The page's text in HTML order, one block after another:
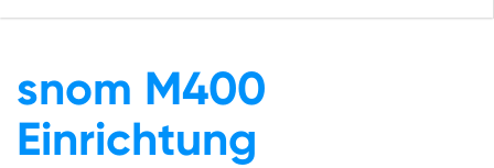
snom M400
Einrichtung